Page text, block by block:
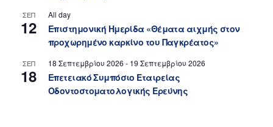
ΣΕΠ
12
All day
Επιστημονική Ημερίδα «Θέματα αιχμής στον
προχωρημένο καρκίνο του Παγκρέατος»
ΣΕΠ
18
18 Σεπτεμβρίου 2026 - 19 Σεπτεμβρίου 2026
Επετειακό Συμπόσιο Εταιρείας
Οδοντοστοματολογικής Ερεύνης